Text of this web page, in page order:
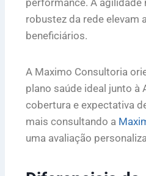
performance. A agilidade
robustez da rede elevam
beneficiários.
A Maximo Consultoria
plano saúde ideal junto à
cobertura e expectativa
mais consultando a
uma avaliação